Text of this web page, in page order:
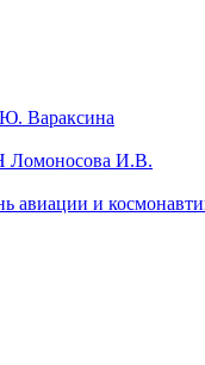
Вараксина
Ломоносова И.В.
авиации и